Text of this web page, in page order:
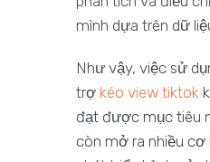
mình dựa trên dữ
Như vậy, việc sử
trợ kéo view tiktok
đạt được mục tiêu
còn mở ra nhiều